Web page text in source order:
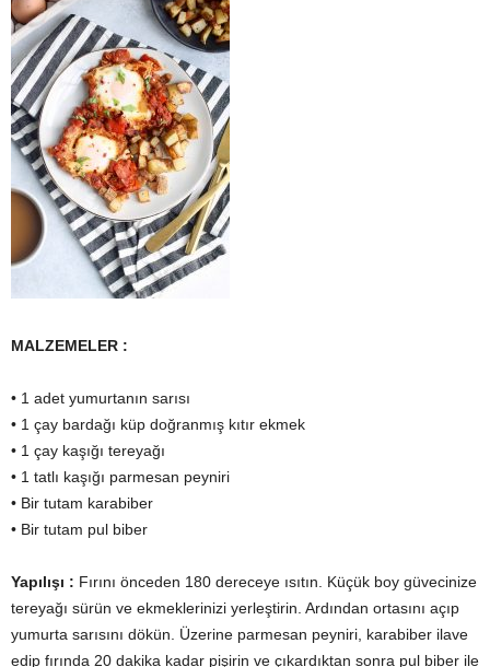
MALZEMELER :
• 1 adet yumurtanın sarısı
• 1 çay bardağı küp doğranmış kıtır ekmek
• 1 çay kaşığı tereyağı
• 1 tatlı kaşığı parmesan peyniri
• Bir tutam karabiber
• Bir tutam pul biber
Yapılışı : Fırını önceden 180 dereceye ısıtın. Küçük boy güvecinize
tereyağı sürün ve ekmeklerinizi yerleştirin. Ardından ortasını açıp
yumurta sarısını dökün. Üzerine parmesan peyniri, karabiber ilave
edip fırında 20 dakika kadar pişirin ve çıkardıktan sonra pul biber ile